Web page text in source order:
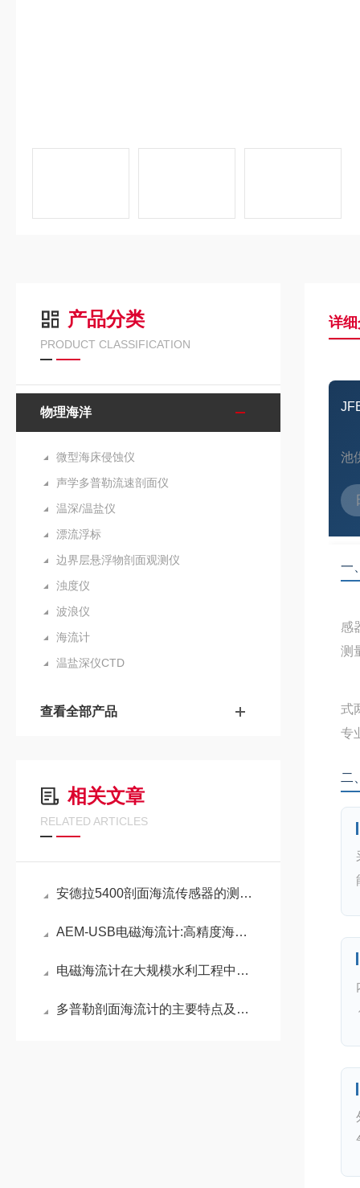
产品分类
PRODUCT CLASSIFICATION
物理海洋
微型海床侵蚀仪
声学多普勒流速剖面仪
温深/温盐仪
漂流浮标
边界层悬浮物剖面观测仪
浊度仪
波浪仪
海流计
温盐深仪CTD
查看全部产品
相关文章
RELATED ARTICLES
安德拉5400剖面海流传感器的测量原理
AEM-USB电磁海流计:高精度海洋监测的可靠之选
电磁海流计在大规模水利工程中的作用
多普勒剖面海流计的主要特点及结构组成
详
池
一
感
测
式
专
二